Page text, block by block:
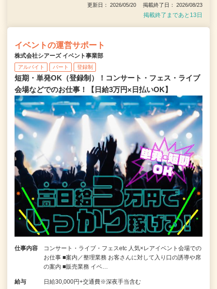
更新日： 2026/05/20 掲載終了日： 2026/08/23
掲載終了まであと13日
イベントの運営サポート
株式会社シアーズ イベント事業部
アルバイト パート 登録制
短期・単発OK（登録制）！コンサート・フェス・ライブ
会場などでのお仕事！【日給3万円×日払いOK】
仕事内容
コンサート・ライブ・フェスetc 人気×レアイベント会場での
お仕事 ■案内／整理業務 お客さんに対して入り口の誘導や席
の案内 ■販売業務 イベ…
給与 日給30,000円+交通費※深夜手当含む